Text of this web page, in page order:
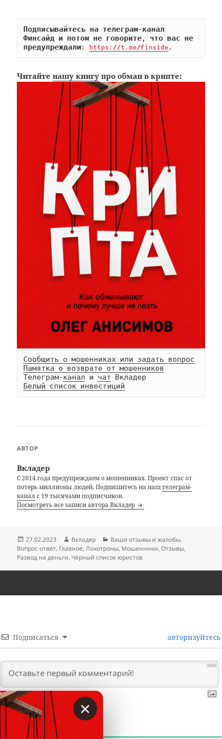
Подписывайтесь на телеграм-канал
Финсайд и потом не говорите, что вас не
предупреждали: https://t.me/finside.
Читайтенашу книгу про обман в крипте:
Сообщить о мошенниках или задать вопрос
Памятка о возврате от мошенников
Телеграм-канал и чат
Белый список инвестиций
АВТОР
Вкладер
С 2014 года предупреждаем о мошенниках. Проект спас от
потерь миллионы людей. Подпишитесь на наштелеграм-
каналс 19 тысячами подписчиков.
Посмотреть все записи автора Вкладер
Опубликовано
27.02.2023 Автор
Вкладер Рубрики
Ваши отзывы и жалобы,
Вопрос-ответ, Главное,Лохотроны, Мошенники,Отзывы,
Развод на деньги, Чёрный список юристов
Подписаться авторизуйтесь
5000
КОММЕНТАРИИ
×